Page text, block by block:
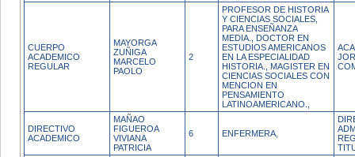
CUERPO
ACADEMICO
REGULAR
MAYORGA
ZUÑIGA
MARCELO
PAOLO
2
PROFESOR DE HISTORIA
Y CIENCIAS SOCIALES,
PARA ENSEÑANZA
MEDIA., DOCTOR EN
ESTUDIOS AMERICANOS
EN LA ESPECIALIDAD
HISTORIA., MAGISTER EN
CIENCIAS SOCIALES CON
MENCION EN
PENSAMIENTO
LATINOAMERICANO.,
DIRECTIVO
ACADEMICO
MAÑAO
FIGUEROA
VIVIANA
PATRICIA
6 ENFERMERA,